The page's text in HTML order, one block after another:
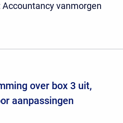
Accountancy vanmorgen
over box 3 uit,
aanpassingen